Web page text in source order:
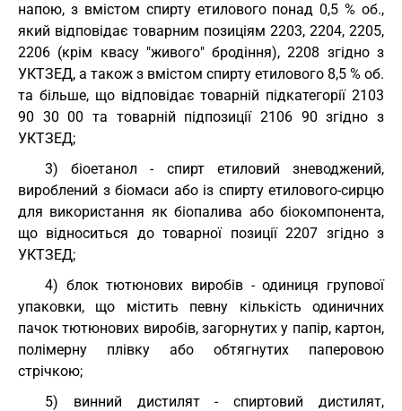
напою, з вмістом спирту етилового понад 0,5 % об.,
який відповідає товарним позиціям 2203, 2204, 2205,
2206 (крім квасу "живого" бродіння), 2208 згідно з
УКТЗЕД, а також з вмістом спирту етилового 8,5 % об.
та більше, що відповідає товарній підкатегорії 2103
90 30 00 та товарній підпозиції 2106 90 згідно з
УКТЗЕД;
3) біоетанол - спирт етиловий зневоджений,
вироблений з біомаси або із спирту етилового-сирцю
для використання як біопалива або біокомпонента,
що відноситься до товарної позиції 2207 згідно з
УКТЗЕД;
4) блок тютюнових виробів - одиниця групової
упаковки, що містить певну кількість одиничних
пачок тютюнових виробів, загорнутих у папір, картон,
полімерну плівку або обтягнутих паперовою
стрічкою;
5) винний дистилят - спиртовий дистилят,